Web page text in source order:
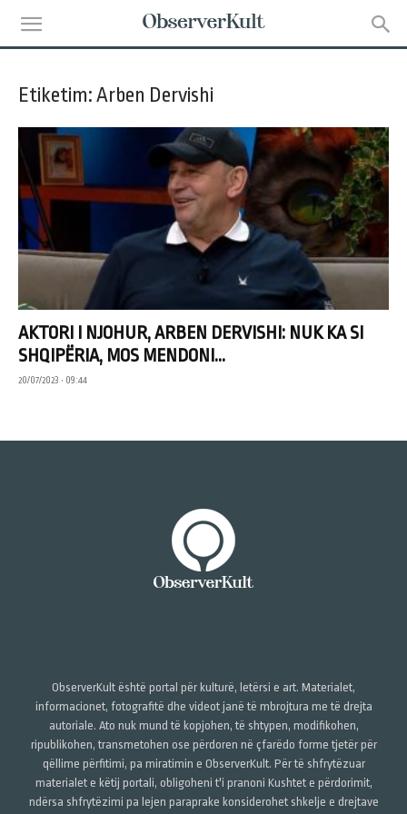
Etiketim: Arben Dervishi
AKTORI I NJOHUR, ARBEN DERVISHI: NUK KA SI
SHQIPËRIA, MOS MENDONI...
20/07/2023 • 09:44
ObserverKult është portal për kulturë, letërsi e art. Materialet,
informacionet, fotografitë dhe videot janë të mbrojtura me të drejta
autoriale. Ato nuk mund të kopjohen, të shtypen, modifikohen,
ripublikohen, transmetohen ose përdoren në çfarëdo forme tjetër për
qëllime përfitimi, pa miratimin e ObserverKult. Për të shfrytëzuar
materialet e këtij portali, obligoheni t'i pranoni Kushtet e përdorimit,
ndërsa shfrytëzimi pa lejen paraprake konsiderohet shkelje e drejtave